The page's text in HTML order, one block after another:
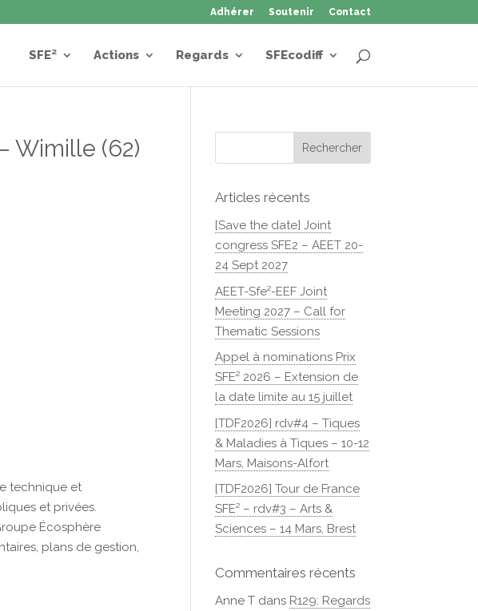
Adhérer Soutenir Contact
SFE² Actions Regards SFEcodiff
Wimille (62)
technique et
et privées.
Écosphère
plans de gestion,
Articles récents
[Save the date] Joint
congress SFE2 – AEET 20-
24 Sept 2027
AEET-Sfe²-EEF Joint
Meeting 2027 – Call for
Thematic Sessions
Appel à nominations Prix
SFE² 2026 – Extension de
la date limite au 15 juillet
[TDF2026] rdv#4 – Tiques
& Maladies à Tiques – 10-12
Mars, Maisons-Alfort
[TDF2026] Tour de France
SFE² – rdv#3 – Arts &
Sciences – 14 Mars, Brest
Commentaires récents
Anne T dans R129: Regards